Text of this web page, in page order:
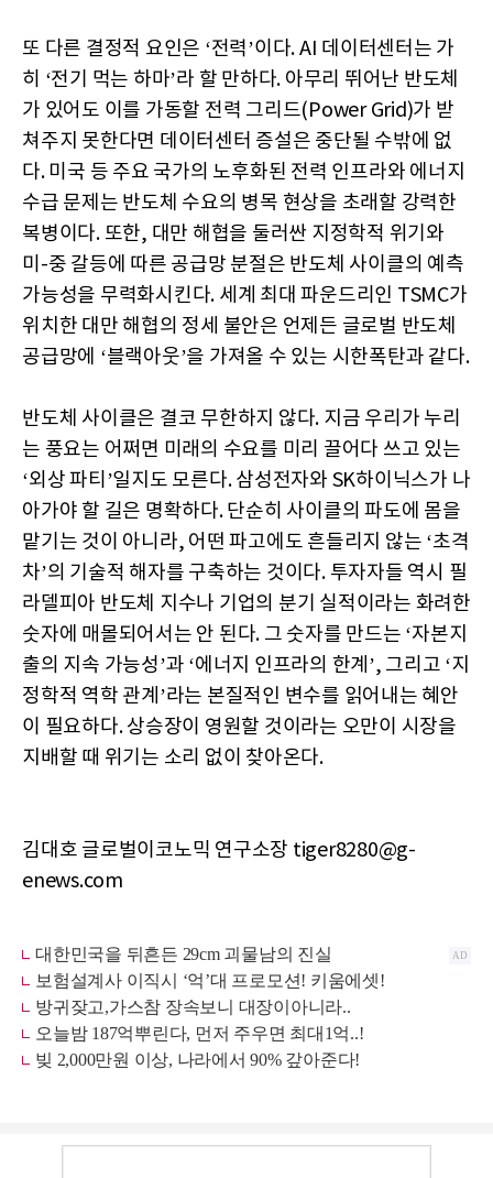
또 다른 결정적 요인은 ‘전력’이다. AI 데이터센터는 가
히 ‘전기 먹는 하마’라 할 만하다. 아무리 뛰어난 반도체
가 있어도 이를 가동할 전력 그리드(Power Grid)가 받
쳐주지 못한다면 데이터센터 증설은 중단될 수밖에 없
다. 미국 등 주요 국가의 노후화된 전력 인프라와 에너지
수급 문제는 반도체 수요의 병목 현상을 초래할 강력한
복병이다. 또한, 대만 해협을 둘러싼 지정학적 위기와
미-중 갈등에 따른 공급망 분절은 반도체 사이클의 예측
가능성을 무력화시킨다. 세계 최대 파운드리인 TSMC가
위치한 대만 해협의 정세 불안은 언제든 글로벌 반도체
공급망에 ‘블랙아웃’을 가져올 수 있는 시한폭탄과 같다.
반도체 사이클은 결코 무한하지 않다. 지금 우리가 누리
는 풍요는 어쩌면 미래의 수요를 미리 끌어다 쓰고 있는
‘외상 파티’일지도 모른다. 삼성전자와 SK하이닉스가 나
아가야 할 길은 명확하다. 단순히 사이클의 파도에 몸을
맡기는 것이 아니라, 어떤 파고에도 흔들리지 않는 ‘초격
차’의 기술적 해자를 구축하는 것이다. 투자자들 역시 필
라델피아 반도체 지수나 기업의 분기 실적이라는 화려한
숫자에 매몰되어서는 안 된다. 그 숫자를 만드는 ‘자본지
출의 지속 가능성’과 ‘에너지 인프라의 한계’, 그리고 ‘지
정학적 역학 관계’라는 본질적인 변수를 읽어내는 혜안
이 필요하다. 상승장이 영원할 것이라는 오만이 시장을
지배할 때 위기는 소리 없이 찾아온다.
김대호 글로벌이코노믹 연구소장 tiger8280@g-
enews.com